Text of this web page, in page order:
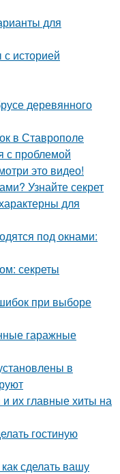
для
историей
деревянного
в Ставрополе
с проблемой
это видео!
Узнайте секрет
для
под окнами:
секреты
при выборе
гаражные
в
их главные хиты на
гостиную
сделать вашу